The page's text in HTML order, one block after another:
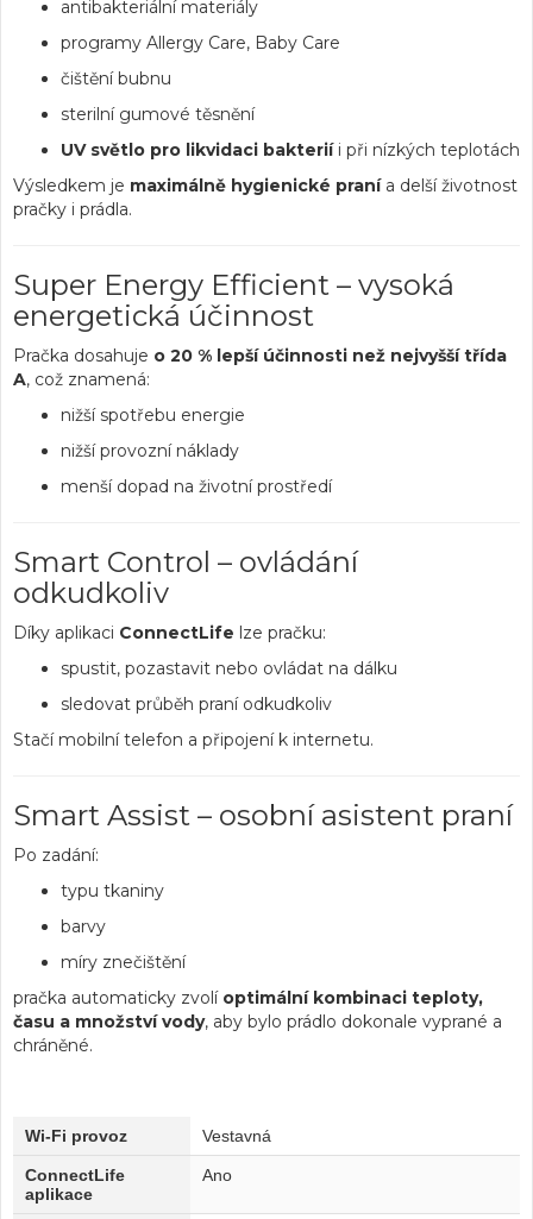
antibakteriální materiály
programy Allergy Care, Baby Care
čištění bubnu
sterilní gumové těsnění
UV světlo pro likvidaci bakteriíi při nízkých teplotách
Výsledkem je maximálně hygienické pranía delší životnost
pračky i prádla.
Super Energy Efficient – vysoká
energetická účinnost
Pračka dosahuje o 20 % lepší účinnosti než nejvyšší třída
A, což znamená:
nižší spotřebu energie
nižší provozní náklady
menší dopad na životní prostředí
Smart Control – ovládání
odkudkoliv
Díky aplikaci ConnectLife lze pračku:
spustit, pozastavit nebo ovládat na dálku
sledovat průběh praní odkudkoliv
Stačí mobilní telefon a připojení k internetu.
Smart Assist – osobní asistent praní
Po zadání:
typu tkaniny
barvy
míry znečištění
pračka automaticky zvolí optimální kombinaci teploty,
času a množství vody, aby bylo prádlo dokonale vyprané a
chráněné.
Wi-Fi provoz Vestavná
ConnectLife
aplikace
Ano